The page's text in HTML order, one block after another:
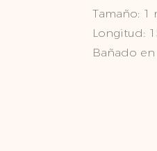
Tamaño: 1
Longitud:
Bañado